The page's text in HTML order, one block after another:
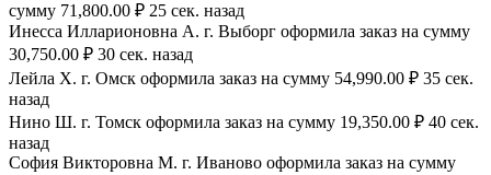
сумму 71,800.00 ₽ 25 сек. назад
Инесса Илларионовна А. г. Выборг оформила заказ на сумму
30,750.00 ₽ 30 сек. назад
Лейла Х. г. Омск оформила заказ на сумму 54,990.00 ₽ 35 сек.
назад
Нино Ш. г. Томск оформила заказ на сумму 19,350.00 ₽ 40 сек.
назад
София Викторовна М. г. Иваново оформила заказ на сумму